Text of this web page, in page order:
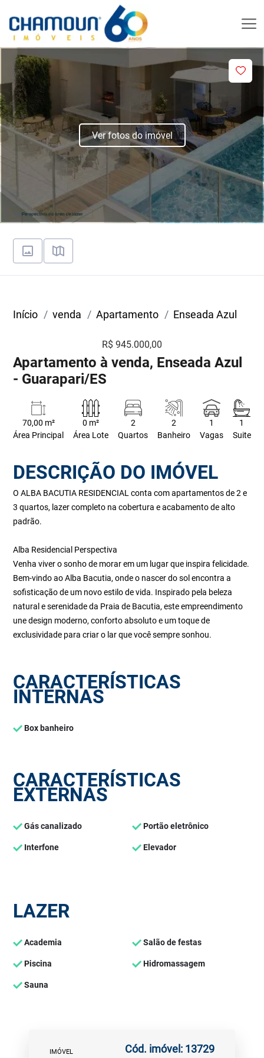
Ver fotos do imóvel
Início venda Apartamento Enseada Azul
R$ 945.000,00
Apartamento à venda, Enseada Azul
- Guarapari/ES
70,00 m²
Área Principal
0 m²
Área Lote
2
Quartos
2
Banheiro
1
Vagas
1
Suite
DESCRIÇÃO DO IMÓVEL
O ALBA BACUTIA RESIDENCIAL conta com apartamentos de 2 e
3 quartos, lazer completo na cobertura e acabamento de alto
padrão.
Alba Residencial Perspectiva
Venha viver o sonho de morar em um lugar que inspira felicidade.
Bem-vindo ao Alba Bacutia, onde o nascer do sol encontra a
sofisticação de um novo estilo de vida. Inspirado pela beleza
natural e serenidade da Praia de Bacutia, este empreendimento
une design moderno, conforto absoluto e um toque de
exclusividade para criar o lar que você sempre sonhou.
CARACTERÍSTICAS
INTERNAS
Box banheiro
CARACTERÍSTICAS
EXTERNAS
Gás canalizado Portão eletrônico
Interfone Elevador
LAZER
Academia Salão de festas
Piscina Hidromassagem
Sauna
IMÓVEL Cód. imóvel: 13729